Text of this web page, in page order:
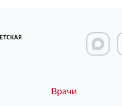
Врачи